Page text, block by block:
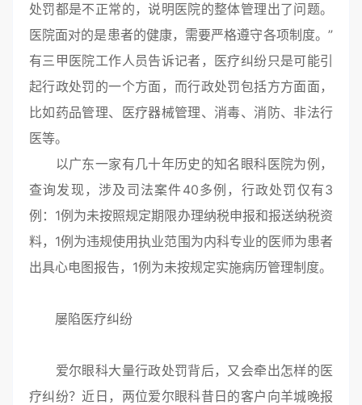
处罚都是不正常的，说明医院的整体管理出了问题。
医院面对的是患者的健康，需要严格遵守各项制度。”
有三甲医院工作人员告诉记者，医疗纠纷只是可能引
起行政处罚的一个方面，而行政处罚包括方方面面，
比如药品管理、医疗器械管理、消毒、消防、非法行
医等。
以广东一家有几十年历史的知名眼科医院为例，
查询发现，涉及司法案件40多例，行政处罚仅有3
例：1例为未按照规定期限办理纳税申报和报送纳税资
料，1例为违规使用执业范围为内科专业的医师为患者
出具心电图报告，1例为未按规定实施病历管理制度。
屡陷医疗纠纷
爱尔眼科大量行政处罚背后，又会牵出怎样的医
疗纠纷？近日，两位爱尔眼科昔日的客户向羊城晚报